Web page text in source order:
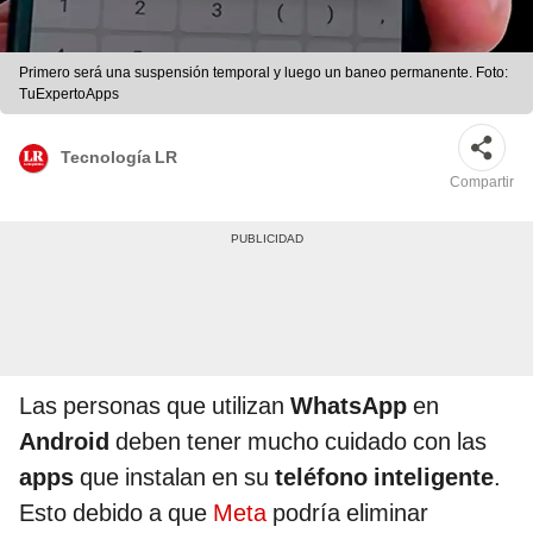
Primero será una suspensión temporal y luego un baneo permanente. Foto:
TuExpertoApps
Tecnología LR
Compartir
Las personas que utilizan WhatsApp en
Android deben tener mucho cuidado con las
apps que instalan en su teléfono inteligente.
Esto debido a que Metapodría eliminar